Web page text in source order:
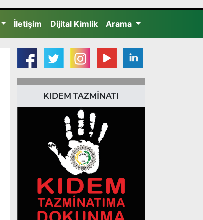
İletişim Dijital Kimlik Arama
KIDEM TAZMİNATI